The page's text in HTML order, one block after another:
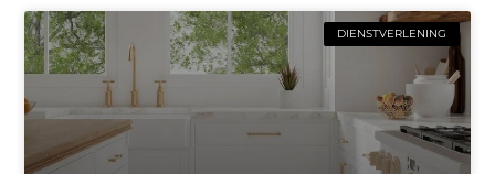
DIENSTVERLENING